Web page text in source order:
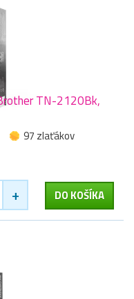
TN-2120Bk,
97 zlaťákov
+ DO KOŠÍKA